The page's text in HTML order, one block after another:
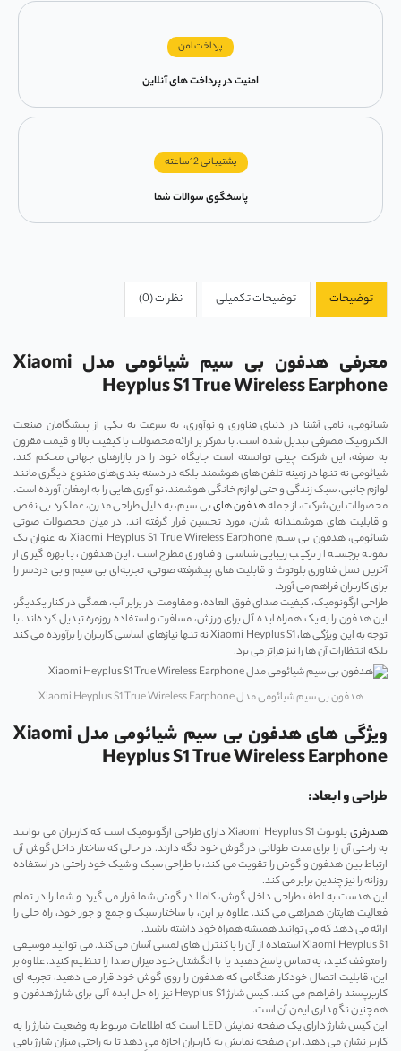
پرداخت امن
امنیت در پرداخت های آنلاین
پشتیبانی 12ساعته
پاسخگوی سوالات شما
توضیحات توضیحات تکمیلی نظرات (0)
معرفی هدفون بی سیم شیائومی مدل Xiaomi
Heyplus S1 True Wireless Earphone
شیائومی، نامی آشنا در دنیای فناوری و نوآوری، به سرعت به یکی از پیشگامان صنعت
الکترونیک مصرفی تبدیل شده است. با تمرکز بر ارائه محصولات با کیفیت بالا و قیمت مقرون
‌به ‌صرفه، این شرکت چینی توانسته است جایگاه خود را در بازارهای جهانی محکم کند.
شیائومی نه تنها در زمینه تلفن ‌های هوشمند بلکه در دسته ‌بند ی‌های متنوع دیگری مانند
لوازم جانبی، سبک زندگی و حتی لوازم خانگی هوشمند، نو آوری‌ هایی را به ارمغان آورده است.
محصولات این شرکت، از جملههدفون ‌هایبی‌ سیم، به دلیل طراحی مدرن، عملکرد بی ‌نقص
و قابلیت ‌های هوشمندانه ‌شان، مورد تحسین قرار گرفته‌ اند. در میان محصولات صوتی
شیائومی، هدفون بی‌ سیم Xiaomi Heyplus S1 True Wireless Earphone به عنوان یک
نمونه برجسته از ترکیب زیبایی ‌شناسی و فناوری مطرح است. این هدفون، با بهره‌ گیری از
آخرین نسل فناوری بلوتوث و قابلیت ‌های پیشرفته صوتی، تجربه‌ای بی‌ سیم و بی‌ دردسر را
برای کاربران فراهم می ‌آورد.
طراحی ارگونومیک، کیفیت صدای فوق ‌العاده، و مقاومت در برابر آب، همگی در کنار یکدیگر،
این هدفون را به یک همراه ایده‌ آل برای ورزش، مسافرت و استفاده روزمره تبدیل کرده‌اند. با
توجه به این ویژگی ‌ها، Xiaomi Heyplus S1 نه تنها نیازهای اساسی کاربران را برآورده می‌ کند
بلکه انتظارات آن ‌ها را نیز فراتر می ‌برد.
هدفون بی سیم شیائومی مدل Xiaomi Heyplus S1 True Wireless Earphone
ویژگی های هدفون بی سیم شیائومی مدل Xiaomi
Heyplus S1 True Wireless Earphone
طراحی و ابعاد:
هندزفری
بلوتوث Xiaomi Heyplus S1 دارای طراحی ارگونومیک است که کاربران می توانند
به راحتی آن را برای مدت طولانی در گوش خود نگه دارند. در حالی که ساختار داخل گوش آن
ارتباط بین هدفون و گوش را تقویت می کند، با طراحی سبک و شیک خود راحتی در استفاده
روزانه را نیز چندین برابر می کند.
این هدست به لطف طراحی داخل گوش، کاملا در گوش شما قرار می گیرد و شما را در تمام
فعالیت هایتان همراهی می کند. علاوه بر این، با ساختار سبک و جمع و جور خود، راه حلی را
ارائه می دهد که می توانید همیشه همراه خود داشته باشید.
Xiaomi Heyplus S1 استفاده از آن را با کنترل های لمسی آسان می کند. می توانید موسیقی
را متوقف کنید، به تماس پاسخ دهید یا با انگشتان خود میزان صدا را تنظیم کنید. علاوه بر
این، قابلیت اتصال خودکار هنگامی که هدفون را روی گوش خود قرار می دهید، تجربه ای
کاربرپسند را فراهم می کند. کیس شارژ Heyplus S1 نیز راه حل ایده آلی برای شارژ هدفون و
همچنین نگهداری ایمن آن است.
این کیس شارژ دارای یک صفحه نمایش LED است که اطلاعات مربوط به وضعیت شارژ را به
کاربر نشان می‌ دهد. این صفحه نمایش به کاربران اجازه می ‌دهد تا به راحتی میزان شارژ باقی